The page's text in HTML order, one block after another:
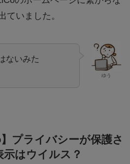
ゆう
ないみた
示はウイルス？